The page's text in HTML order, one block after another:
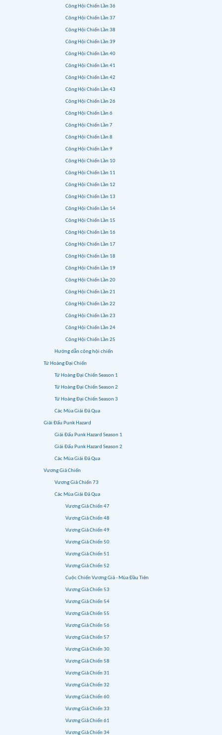
Công Hội Chiến Lần 36
Công Hội Chiến Lần 37
Công Hội Chiến Lần 38
Công Hội Chiến Lần 39
Công Hội Chiến Lần 40
Công Hội Chiến Lần 41
Công Hội Chiến Lần 42
Công Hội Chiến Lần 43
Công Hội Chiến Lần 26
Công Hội Chiến Lần 6
Công Hội Chiến Lần 7
Công Hội Chiến Lần 8
Công Hội Chiến Lần 9
Công Hội Chiến Lần 10
Công Hội Chiến Lần 11
Công Hội Chiến Lần 12
Công Hội Chiến Lần 13
Công Hội Chiến Lần 14
Công Hội Chiến Lần 15
Công Hội Chiến Lần 16
Công Hội Chiến Lần 17
Công Hội Chiến Lần 18
Công Hội Chiến Lần 19
Công Hội Chiến Lần 20
Công Hội Chiến Lần 21
Công Hội Chiến Lần 22
Công Hội Chiến Lần 23
Công Hội Chiến Lần 24
Công Hội Chiến Lần 25
Hướng dẫn công hội chiến
Tứ Hoàng Đại Chiến
Tứ Hoàng Đại Chiến Season 1
Tứ Hoàng Đại Chiến Season 2
Tứ Hoàng Đại Chiến Season 3
Các Mùa Giải Đã Qua
Giải Đấu Punk Hazard
Giải Đấu Punk Hazard Season 1
Giải Đấu Punk Hazard Season 2
Các Mùa Giải Đã Qua
Vương Giả Chiến
Vương Giả Chiến 73
Các Mùa Giải Đã Qua
Vương Giả Chiến 47
Vương Giả Chiến 48
Vương Giả Chiến 49
Vương Giả Chiến 50
Vương Giả Chiến 51
Vương Giả Chiến 52
Cuộc Chiến Vương Giả - Mùa Đầu Tiên
Vương Giả Chiến 53
Vương Giả Chiến 54
Vương Giả Chiến 55
Vương Giả Chiến 56
Vương Giả Chiến 57
Vương Giả Chiến 30
Vương Giả Chiến 58
Vương Giả Chiến 31
Vương Giả Chiến 32
Vương Giả Chiến 60
Vương Giả Chiến 33
Vương Giả Chiến 61
Vương Giả Chiến 34